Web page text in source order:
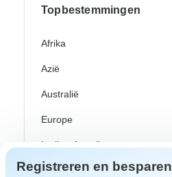
Topbestemmingen
Afrika
Azië
Australië
Europe
Latijns-Amerika
Egypte
Registreren en besparen